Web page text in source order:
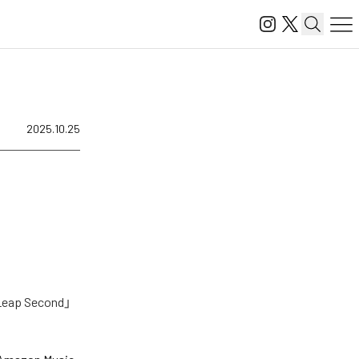
2025.10.25
Second」